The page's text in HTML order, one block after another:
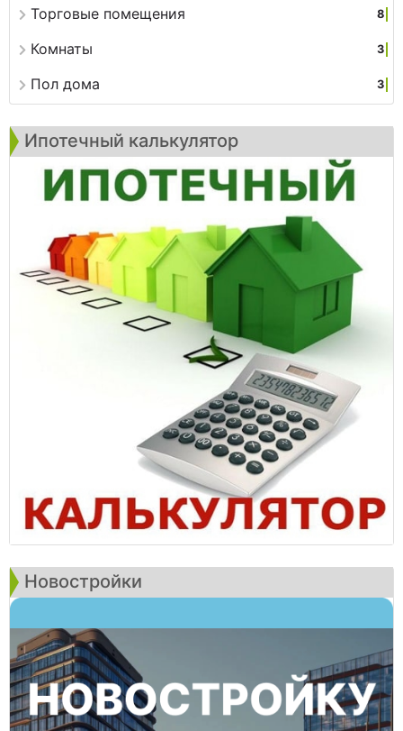
Торговые помещения 8
Комнаты 3
Пол дома 3
Ипотечный калькулятор
Новостройки